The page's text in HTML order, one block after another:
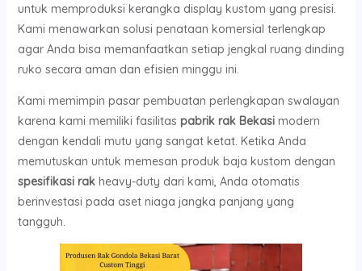
untuk memproduksi kerangka display kustom yang presisi.
Kami menawarkan solusi penataan komersial terlengkap
agar Anda bisa memanfaatkan setiap jengkal ruang dinding
ruko secara aman dan efisien minggu ini.
Kami memimpin pasar pembuatan perlengkapan swalayan
karena kami memiliki fasilitas pabrik rak Bekasimodern
dengan kendali mutu yang sangat ketat. Ketika Anda
memutuskan untuk memesan produk baja kustom dengan
spesifikasi rakheavy-duty dari kami, Anda otomatis
berinvestasi pada aset niaga jangka panjang yang
tangguh.